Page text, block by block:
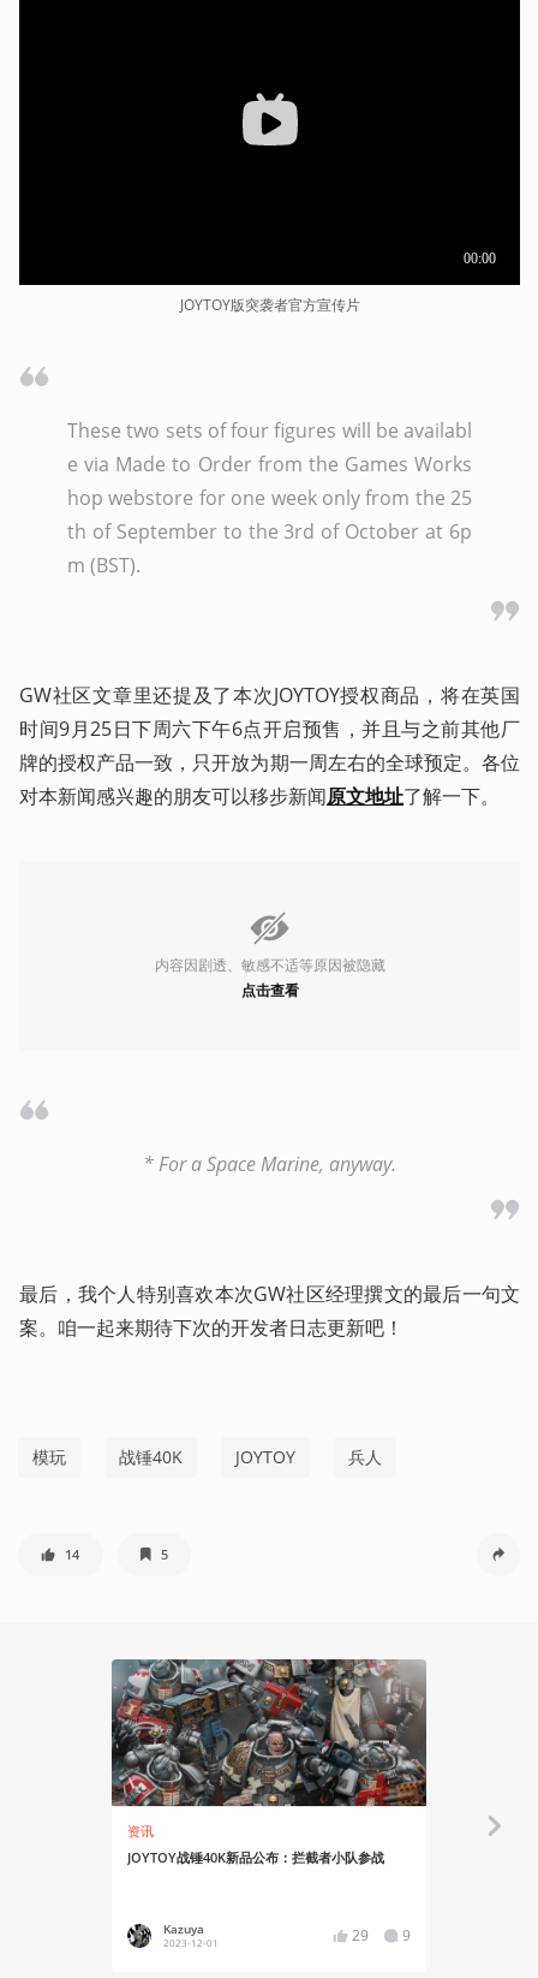
JOYTOY版突袭者官方宣传片
These two sets of four figures will be availabl
e via Made to Order from the Games Works
hop webstore for one week only from the 25
th of September to the 3rd of October at 6p
m (BST).
GW社区文章里还提及了本次JOYTOY授权商品，将在英国
时间9月25日下周六下午6点开启预售，并且与之前其他厂
牌的授权产品一致，只开放为期一周左右的全球预定。各位
对本新闻感兴趣的朋友可以移步新闻原文地址了解一下。
内容因剧透、敏感不适等原因被隐藏
点击查看
* For a Space Marine, anyway.
最后，我个人特别喜欢本次GW社区经理撰文的最后一句文
案。咱一起来期待下次的开发者日志更新吧！
模玩 战锤40K JOYTOY 兵人
14 5
资讯
JOYTOY战锤40K新品公布：拦截者小队参战
Kazuya
2023-12-01 29 9